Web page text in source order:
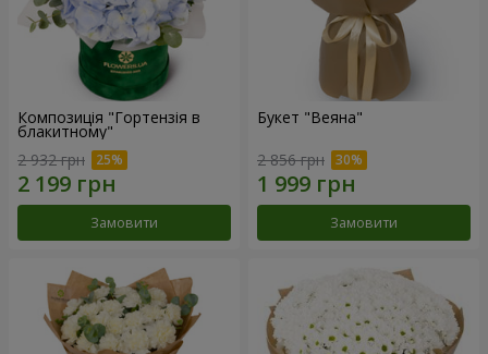
Композиція "Гортензія в
блакитному"
2 932 грн
Замовити
Букет "Веяна"
2 856 грн
Замовити